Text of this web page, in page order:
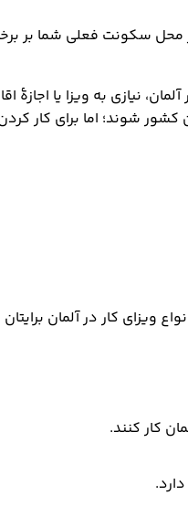
سکونت فعلی شما بر برخی
نیازی به ویزا یا اجازۀ
این کشور شوند؛ اما برای کار
ویزای کار در آلمان
کار کنند.